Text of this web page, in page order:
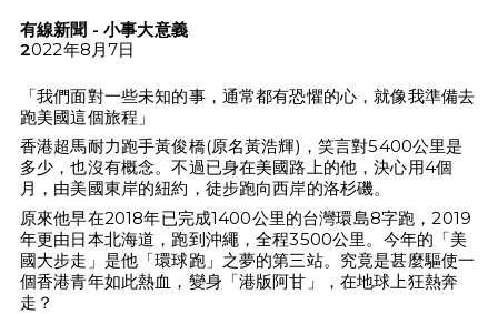
有線新聞 - 小事大意義
2022年8月7日
「我們面對一些未知的事，通常都有恐懼的心，就像我準備去
跑美國這個旅程」
香港超馬耐力跑手黃俊橋(原名黃浩輝)，笑言對5400公里是
多少，也沒有概念。不過已身在美國路上的他，決心用4個
月，由美國東岸的紐約，徒步跑向西岸的洛杉磯。
原來他早在2018年已完成1400公里的台灣環島8字跑，2019
年更由日本北海道，跑到沖繩，全程3500公里。今年的「美
國大步走」是他「環球跑」之夢的第三站。究竟是甚麼驅使一
個香港青年如此熱血，變身「港版阿甘」，在地球上狂熱奔
走？